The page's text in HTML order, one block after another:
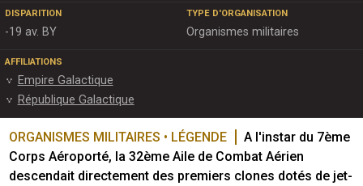
DISPARITION
-19 av. BY
TYPE D'ORGANISATION
Organismes militaires
AFFILIATIONS
Empire Galactique
République Galactique
ORGANISMES MILITAIRES • LÉGENDE
A l'instar du 7ème
Corps Aéroporté, la 32ème Aile de Combat Aérien
descendait directement des premiers clones dotés de jet-